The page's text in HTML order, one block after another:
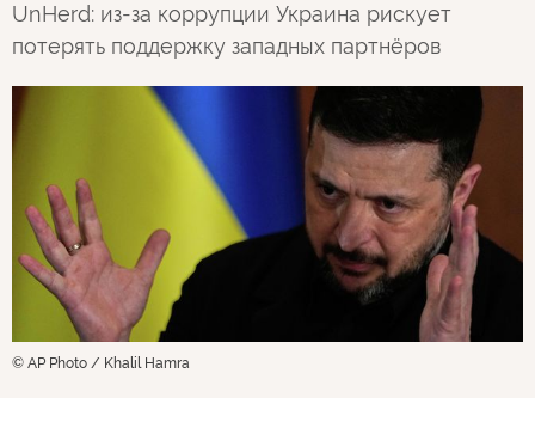
UnHerd: из-за коррупции Украина рискует
потерять поддержку западных партнёров
© AP Photo / Khalil Hamra